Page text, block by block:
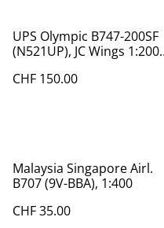
UPS Olympic B747-200SF
(N521UP), JC Wings 1:200,
CHF 150.00
Malaysia Singapore Airl.
B707 (9V-BBA), 1:400
CHF 35.00